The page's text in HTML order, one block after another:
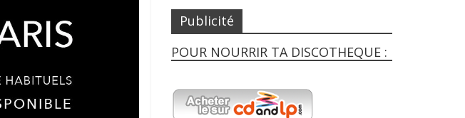
Publicité
POUR NOURRIR TA DISCOTHEQUE :